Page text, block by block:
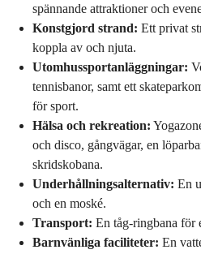
spännande attraktioner och
Konstgjord strand: Ett privat
koppla av och njuta.
Utomhussportanläggningar:
tennisbanor, samt ett
för sport.
Hälsa och rekreation:
och disco, gångvägar, en
skridskobana.
Underhållningsalternativ: En
och en moské.
Transport: En tåg-ringbana för
Barnvänliga faciliteter: En